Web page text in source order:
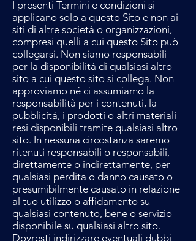
I presenti Termini e condizioni si
applicano solo a questo Sito e non ai
siti di altre società o organizzazioni,
compresi quelli a cui questo Sito può
collegarsi. Non siamo responsabili
per la disponibilità di qualsiasi altro
sito a cui questo sito si collega. Non
approviamo né ci assumiamo la
responsabilità per i contenuti, la
pubblicità, i prodotti o altri materiali
resi disponibili tramite qualsiasi altro
sito. In nessuna circostanza saremo
ritenuti responsabili o responsabili,
direttamente o indirettamente, per
qualsiasi perdita o danno causato o
presumibilmente causato in relazione
al tuo utilizzo o affidamento su
qualsiasi contenuto, bene o servizio
disponibile su qualsiasi altro sito.
Dovresti indirizzare eventuali dubbi